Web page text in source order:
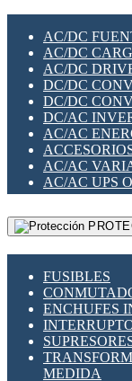
SWITCH Y
TARJETAS PI
UNIÓN Y
PLACAS
SWITCHES
SEGURIDAD
SWITCHES
TELEFONÍA
VIGILANCIA
AC/DC
AC/DC
AC/DC
DC/DC
DC/DC
DC/AC
AC/AC
AC/AC
AC/AC UPS
FUSIBLES
ENCHUFES
MEDIDA